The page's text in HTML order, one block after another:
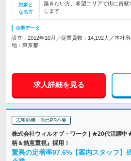
対象と
なる方
築きたい方、希望エリアで街に貢
します
企業データ
設立：2012年10月／従業員数：14,192人／本社
地：東京都
求人詳細を見る
志望動機・自己PR不要
株式会社ウィルオブ・ワーク | ★20代活躍中
柄＆熱意重視』採用！
驚異の定着率97.6%【案内スタッフ】